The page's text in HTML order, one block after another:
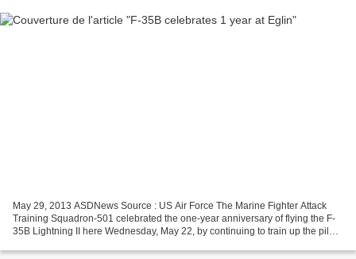
May 29, 2013 ASDNews Source : US Air Force The Marine Fighter Attack
Training Squadron-501 celebrated the one-year anniversary of flying the F-
35B Lightning II here Wednesday, May 22, by continuing to train up the pilots